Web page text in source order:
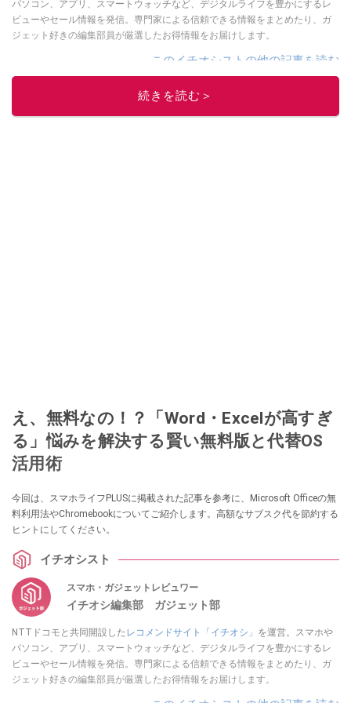
パソコン、アプリ、スマートウォッチなど、デジタルライフを豊かにするレ
ビューやセール情報を発信。専門家による信頼できる情報をまとめたり、ガ
ジェット好きの編集部員が厳選したお得情報をお届けします。
このイチオシストの他の記事を読む
続きを読む＞
え、無料なの！？「Word・Excelが高すぎ
る」悩みを解決する賢い無料版と代替OS
活用術
今回は、スマホライフPLUSに掲載された記事を参考に、Microsoft Officeの無
料利用法やChromebookについてご紹介します。高額なサブスク代を節約する
ヒントにしてください。
イチオシスト
スマホ・ガジェットレビュワー
イチオシ編集部 ガジェット部
NTTドコモと共同開設した レコメンドサイト「イチオシ」 を運営。スマホや
パソコン、アプリ、スマートウォッチなど、デジタルライフを豊かにするレ
ビューやセール情報を発信。専門家による信頼できる情報をまとめたり、ガ
ジェット好きの編集部員が厳選したお得情報をお届けします。